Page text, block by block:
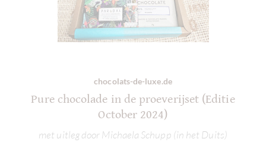
chocolats-de-luxe.de
Pure chocolade in de proeverijset (Editie
October 2024)
met uitleg door Michaela Schupp (in het Duits)